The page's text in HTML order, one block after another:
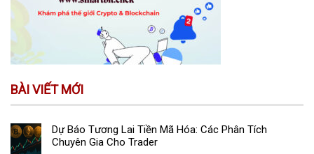
BÀI VIẾT MỚI
Dự Báo Tương Lai Tiền Mã Hóa: Các Phân Tích
Chuyên Gia Cho Trader